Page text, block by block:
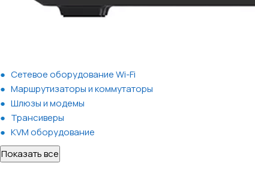
Сетевое оборудование Wi-Fi
Маршрутизаторы и коммутаторы
Шлюзы и модемы
Трансиверы
KVM оборудование
Показать все